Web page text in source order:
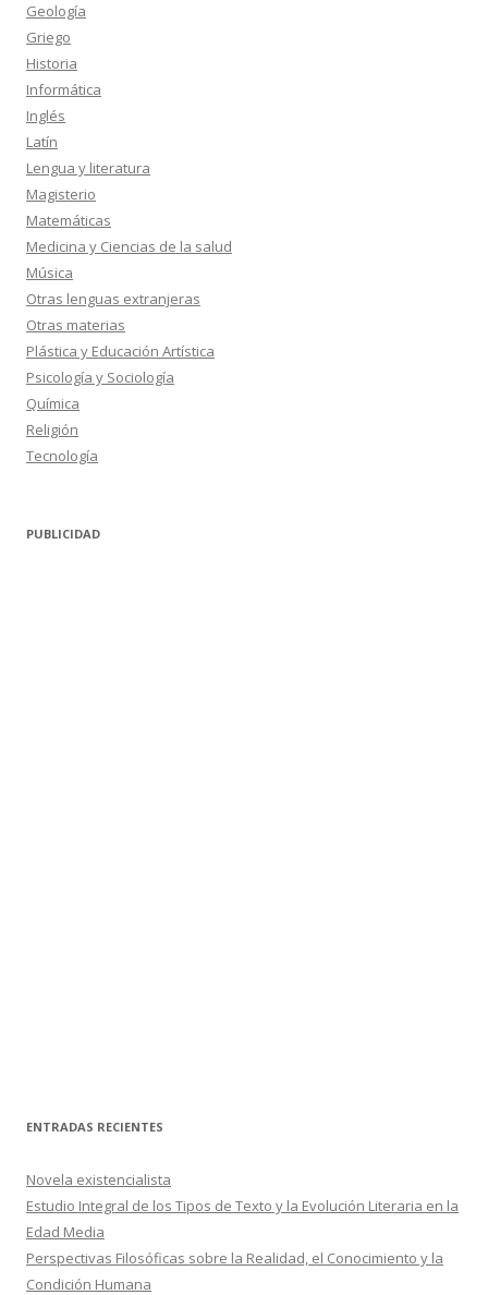
Geología
Griego
Historia
Informática
Inglés
Latín
Lengua y literatura
Magisterio
Matemáticas
Medicina y Ciencias de la salud
Música
Otras lenguas extranjeras
Otras materias
Plástica y Educación Artística
Psicología y Sociología
Química
Religión
Tecnología
PUBLICIDAD
ENTRADAS RECIENTES
Novela existencialista
Estudio Integral de los Tipos de Texto y la Evolución Literaria en la
Edad Media
Perspectivas Filosóficas sobre la Realidad, el Conocimiento y la
Condición Humana